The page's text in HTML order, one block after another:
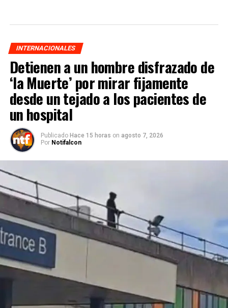
INTERNACIONALES
Detienen a un hombre disfrazado de
‘la Muerte’ por mirar fijamente
desde un tejado a los pacientes de
un hospital
Publicado Hace 15 horas on agosto 7, 2026
Por Notifalcon